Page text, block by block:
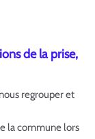
de la prise,
regrouper et
la commune lors